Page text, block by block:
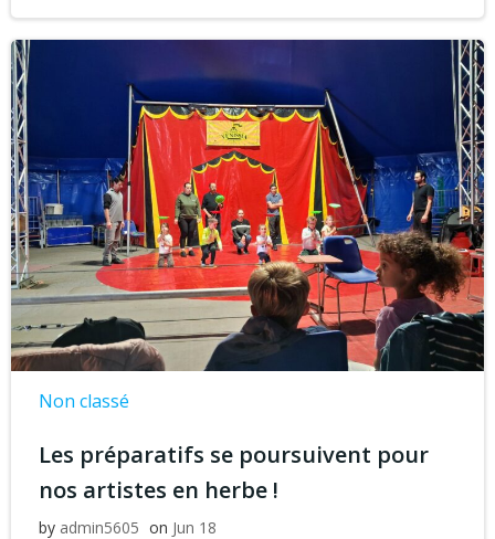
Non classé
Les préparatifs se poursuivent pour
nos artistes en herbe !
by admin5605 on Jun 18